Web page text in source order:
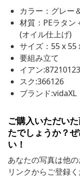
カラー：グレー
材質：PEラタン
(オイル仕上げ)
サイズ：55 x 55
要組み立て
イアン
スク:366126
ブランド:vidaXL
ご購入いただい
たでしょうか？
い！
あなたの写真は他
リンクからご登録く